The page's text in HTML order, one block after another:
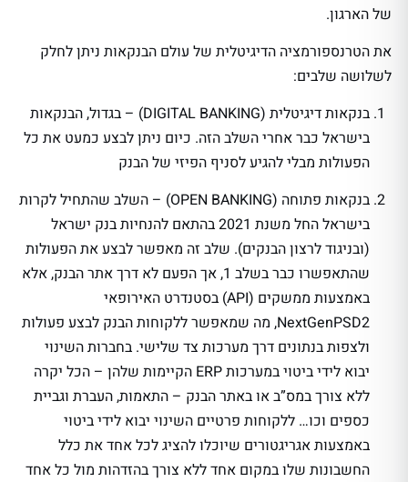
של הארגון.
את הטרנספורמציה הדיגיטלית של עולם הבנקאות ניתן לחלק
לשלושה שלבים:
בנקאות דיגיטלית (DIGITAL BANKING) – בגדול, הבנקאות
בישראל כבר אחרי השלב הזה. כיום ניתן לבצע כמעט את כל
הפעולות מבלי להגיע לסניף הפיזי של הבנק
בנקאות פתוחה (OPEN BANKING) – השלב שהתחיל לקרות
בישראל החל משנת 2021 בהתאם להנחיות בנק ישראל
(ובניגוד לרצון הבנקים). שלב זה מאפשר לבצע את הפעולות
שהתאפשרו כבר בשלב 1, אך הפעם לא דרך אתר הבנק, אלא
באמצעות ממשקים (API) בסטנדרט האירופאי
NextGenPSD2, מה שמאפשר ללקוחות הבנק לבצע פעולות
ולצפות בנתונים דרך מערכות צד שלישי. בחברות השינוי
יבוא לידי ביטוי במערכות ERP הקיימות שלהן – הכל יקרה
ללא צורך במס”ב או באתר הבנק – התאמות, העברת וגביית
כספים וכו… ללקוחות פרטיים השינוי יבוא לידי ביטוי
באמצעות אגריגטורים שיוכלו להציג לכל אחד את כלל
החשבונות שלו במקום אחד ללא צורך בהזדהות מול כל אחד